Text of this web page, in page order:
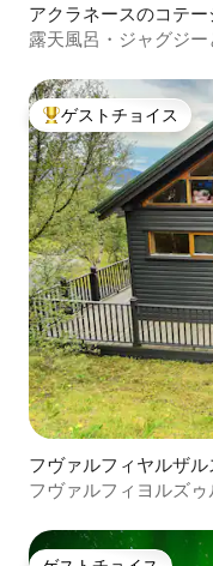
アクラネースのコテー
露天風呂・ジャグジ
大好評のゲストチョ
ゲストチョイス
フヴァルフィヤルザ
フヴァルフィヨルズ